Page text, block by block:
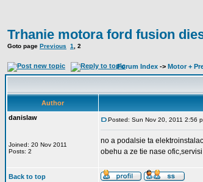
Trhanie motora ford fusion
Goto page Previous 1 2
Forum Index -> Motor +
Author
danislaw
Joined: 20 Nov 2011
Posts: 2
Posted: Sun Nov 20, 2011 2:56
no a podalsie ta
obehu a ze tie nase
Back to top